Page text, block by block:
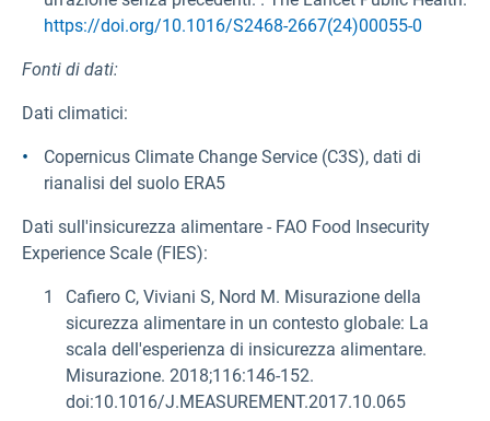
https://doi.org/10.1016/S2468-2667(24)00055-0
Fonti di dati:
Dati climatici:
Copernicus Climate Change Service (C3S), dati di
rianalisi del suolo ERA5
Dati sull'insicurezza alimentare - FAO Food Insecurity
Experience Scale (FIES):
Cafiero C, Viviani S, Nord M. Misurazione della
sicurezza alimentare in un contesto globale: La
scala dell'esperienza di insicurezza alimentare.
Misurazione. 2018;116:146-152.
doi:10.1016/J.MEASUREMENT.2017.10.065